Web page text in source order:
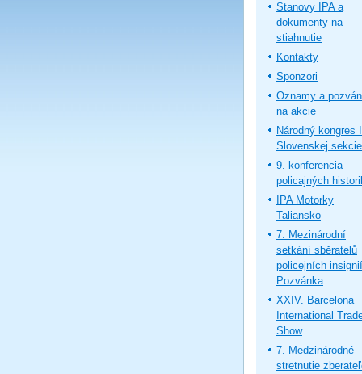
Stanovy IPA a
dokumenty na
stiahnutie
Kontakty
Sponzori
Oznamy a
na akcie
Národný kongres
Slovenskej sekcie
9. konferencia
policajných
IPA Motorky
Taliansko
7. Mezinárodní
setkání sběratelů
policejních
Pozvánka
XXIV. Barcelona
International
Show
7. Medzinárodné
stretnutie